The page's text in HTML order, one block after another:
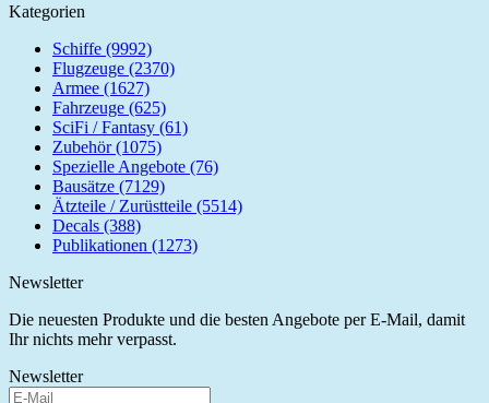
Kategorien
Schiffe (9992)
Flugzeuge (2370)
Armee (1627)
Fahrzeuge (625)
SciFi / Fantasy (61)
Zubehör (1075)
Spezielle Angebote (76)
Bausätze (7129)
Ätzteile / Zurüstteile (5514)
Decals (388)
Publikationen (1273)
Newsletter
Die neuesten Produkte und die besten Angebote per E-Mail, damit
Ihr nichts mehr verpasst.
Newsletter